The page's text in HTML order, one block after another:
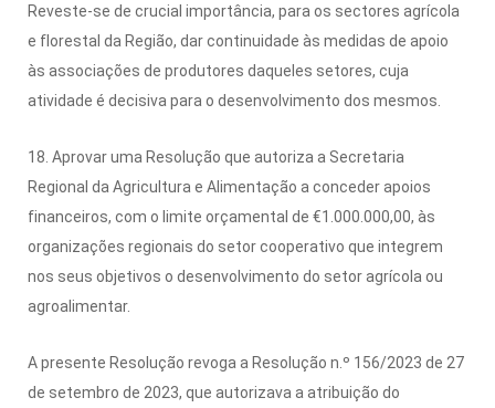
Reveste-se de crucial importância, para os sectores agrícola
e florestal da Região, dar continuidade às medidas de apoio
às associações de produtores daqueles setores, cuja
atividade é decisiva para o desenvolvimento dos mesmos.
18. Aprovar uma Resolução que autoriza a Secretaria
Regional da Agricultura e Alimentação a conceder apoios
financeiros, com o limite orçamental de €1.000.000,00, às
organizações regionais do setor cooperativo que integrem
nos seus objetivos o desenvolvimento do setor agrícola ou
agroalimentar.
A presente Resolução revoga a Resolução n.º 156/2023 de 27
de setembro de 2023, que autorizava a atribuição do